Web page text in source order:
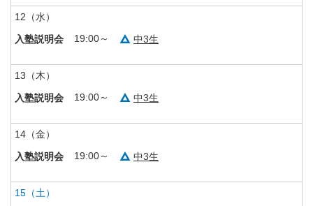
12 （水）
入塾説明会
19:00～ 中3生
13 （木）
入塾説明会
19:00～ 中3生
14 （金）
入塾説明会
19:00～ 中3生
15 （土）